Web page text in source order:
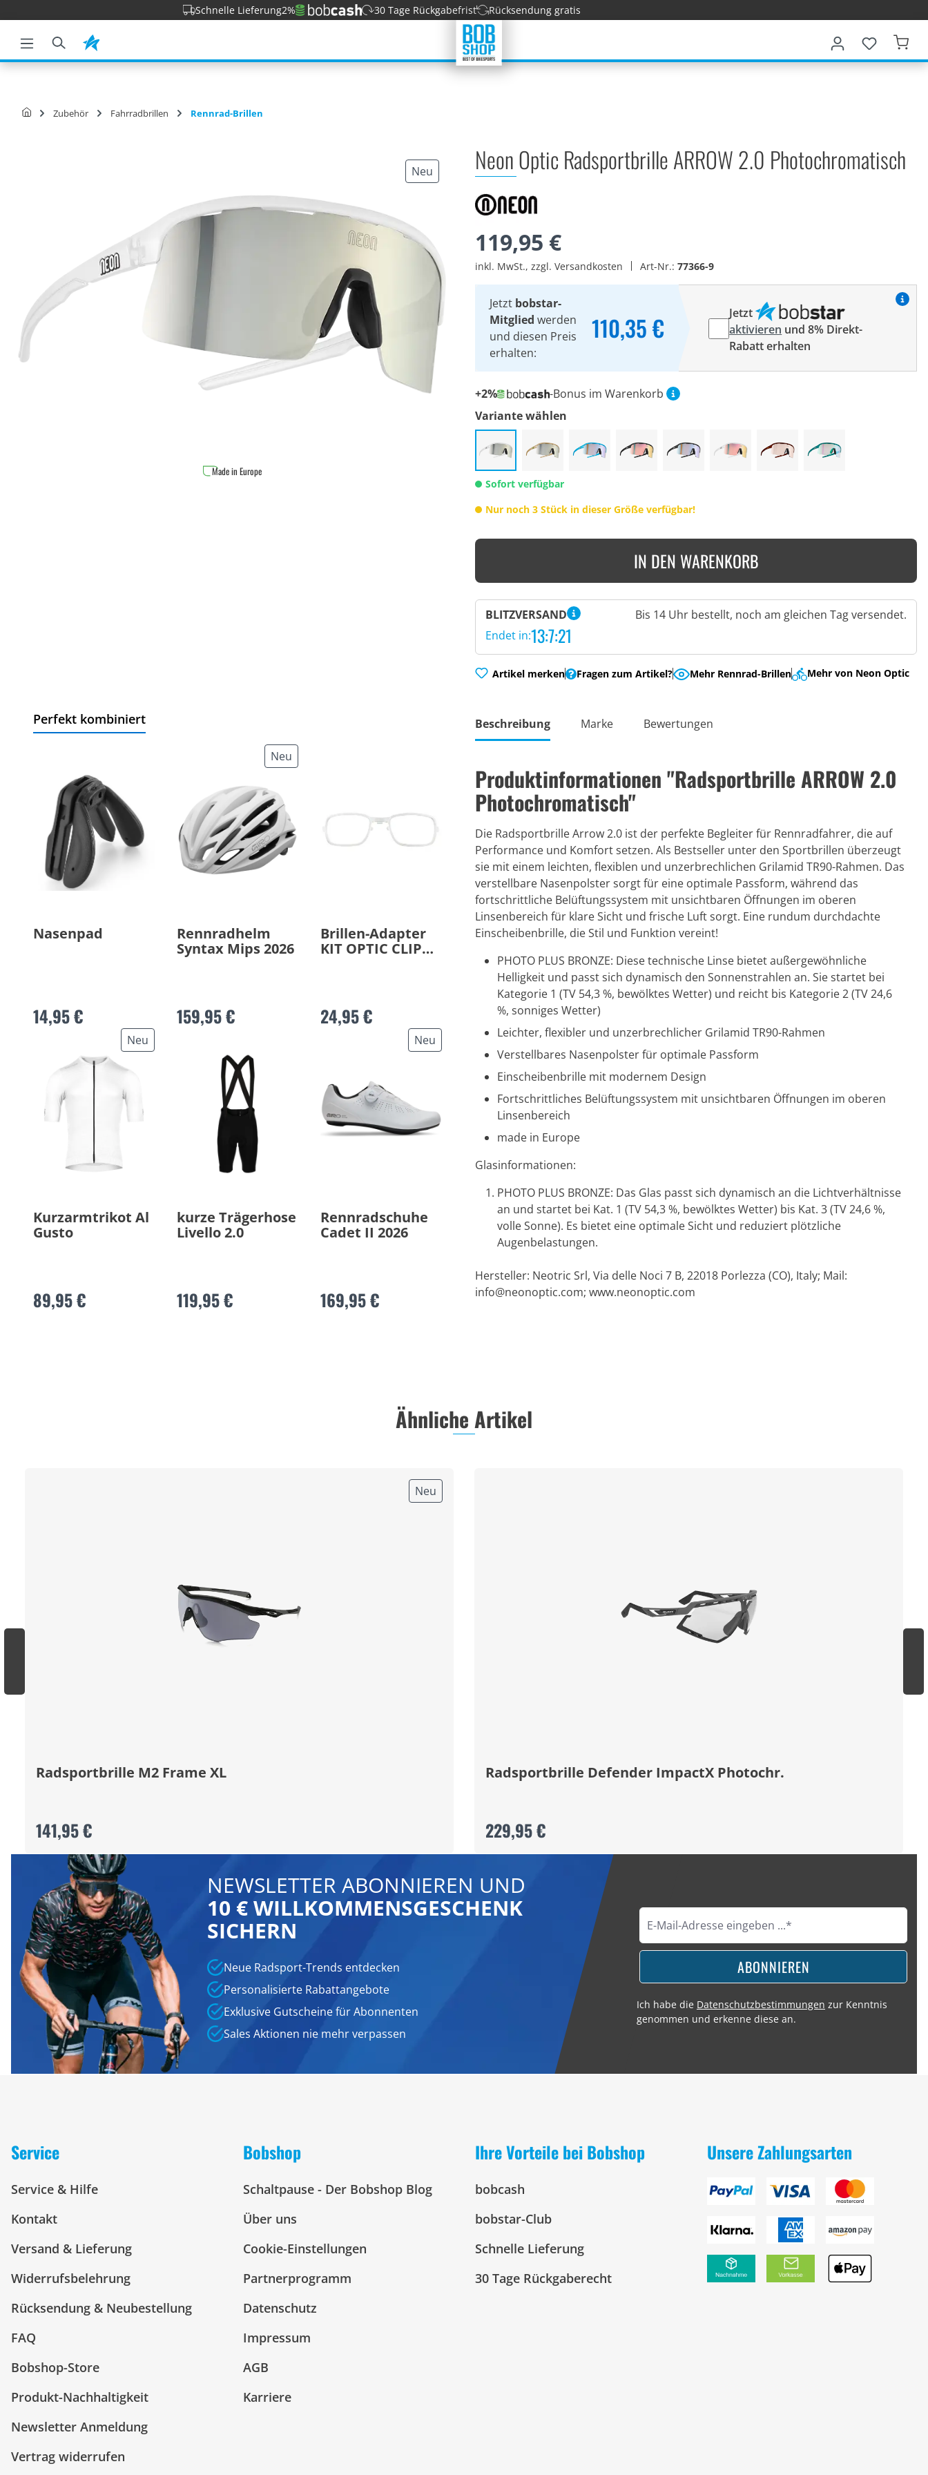
Zur Hauptnavigation springenSchnelle Lieferung2% 30 Tage Rückgabefrist Rücksendung gratis
Zubehör Fahrradbrillen Rennrad-Brillen
Neu
Made in Europe
Neon Optic Radsportbrille ARROW 2.0 Photochromatisch
119,95 €
inkl. MwSt., zzgl. Versandkosten Art-Nr.: 77366-9
Jetzt bobstar-
Mitglied werden
und diesen Preis
erhalten:
110,35 €
Jetzt
aktivieren und 8% Direkt-
Rabatt erhalten
+2%
-Bonus im Warenkorb
Variante wählen
Sofort verfügbar
Nur noch 3 Stück in dieser Größe verfügbar!
IN DEN WARENKORB
BLITZVERSAND
Bis 14 Uhr bestellt, noch am gleichen Tag versendet.
Endet in:13:7:20
Artikel merken Fragen zum Artikel? Mehr Rennrad-Brillen Mehr von Neon Optic
Perfekt kombiniert
Nasenpad
14,95 €
Neu
Rennradhelm
Syntax Mips 2026
159,95 €
Brillen-Adapter
KIT OPTIC CLIP
24,95 €
Neu
Kurzarmtrikot Al
Gusto
89,95 €
kurze Trägerhose
Livello 2.0
119,95 €
Neu
Rennradschuhe
Cadet II 2026
169,95 €
Beschreibung Marke Bewertungen
Produktinformationen "Radsportbrille ARROW 2.0
Photochromatisch"
Die Radsportbrille Arrow 2.0 ist der perfekte Begleiter für Rennradfahrer, die auf
Performance und Komfort setzen. Als Bestseller unter den Sportbrillen überzeugt
sie mit einem leichten, flexiblen und unzerbrechlichen Grilamid TR90-Rahmen. Das
verstellbare Nasenpolster sorgt für eine optimale Passform, während das
fortschrittliche Belüftungssystem mit unsichtbaren Öffnungen im oberen
Linsenbereich für klare Sicht und frische Luft sorgt. Eine rundum durchdachte
Einscheibenbrille, die Stil und Funktion vereint!
PHOTO PLUS BRONZE: Diese technische Linse bietet außergewöhnliche
Helligkeit und passt sich dynamisch den Sonnenstrahlen an. Sie startet bei
Kategorie 1 (TV 54,3 %, bewölktes Wetter) und reicht bis Kategorie 2 (TV 24,6
%, sonniges Wetter)
Leichter, flexibler und unzerbrechlicher Grilamid TR90-Rahmen
Verstellbares Nasenpolster für optimale Passform
Einscheibenbrille mit modernem Design
Fortschrittliches Belüftungssystem mit unsichtbaren Öffnungen im oberen
Linsenbereich
made in Europe
Glasinformationen:
PHOTO PLUS BRONZE: Das Glas passt sich dynamisch an die Lichtverhältnisse
an und startet bei Kat. 1 (TV 54,3 %, bewölktes Wetter) bis Kat. 3 (TV 24,6 %,
volle Sonne). Es bietet eine optimale Sicht und reduziert plötzliche
Augenbelastungen.
Hersteller: Neotric Srl, Via delle Noci 7 B, 22018 Porlezza (CO), Italy; Mail:
info@neonoptic.com; www.neonoptic.com
Ähnliche Artikel
Neu
Radsportbrille M2 Frame XL
141,95 €
Radsportbrille Defender ImpactX Photochr.
229,95 €
NEWSLETTER ABONNIEREN UND
10 € WILLKOMMENSGESCHENK
SICHERN
Neue Radsport-Trends entdecken
Personalisierte Rabattangebote
Exklusive Gutscheine für Abonnenten
Sales Aktionen nie mehr verpassen
ABONNIEREN
Ich habe die Datenschutzbestimmungen zur Kenntnis
genommen und erkenne diese an.
Service
Service & Hilfe
Kontakt
Versand & Lieferung
Widerrufsbelehrung
Rücksendung & Neubestellung
FAQ
Bobshop-Store
Produkt-Nachhaltigkeit
Newsletter Anmeldung
Vertrag widerrufen
Bobshop
Schaltpause - Der Bobshop Blog
Über uns
Cookie-Einstellungen
Partnerprogramm
Datenschutz
Impressum
AGB
Karriere
Ihre Vorteile bei Bobshop
bobcash
bobstar-Club
Schnelle Lieferung
30 Tage Rückgaberecht
Unsere Zahlungsarten